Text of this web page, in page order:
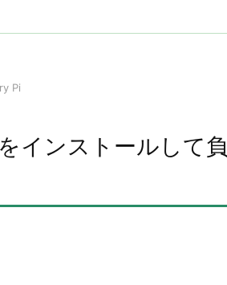
Pi
インストールして